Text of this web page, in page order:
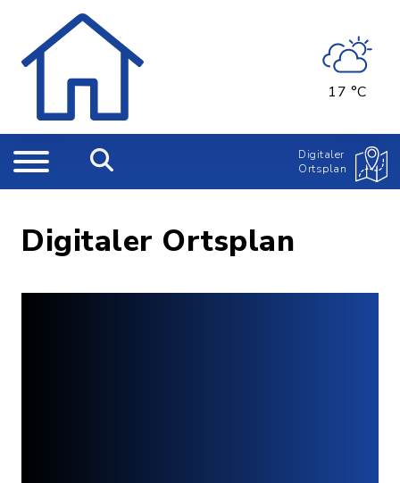
17 °C
Digitaler
Ortsplan
Digitaler Ortsplan